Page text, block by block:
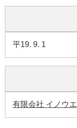
平19. 9. 1
有限会社 イノウエ